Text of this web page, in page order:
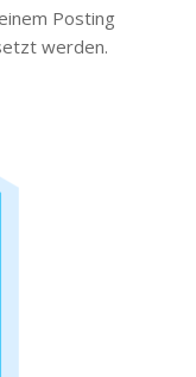
Posting
werden.